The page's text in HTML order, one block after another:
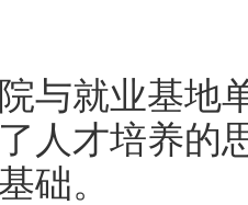
与就业基地
人才培养的
础。